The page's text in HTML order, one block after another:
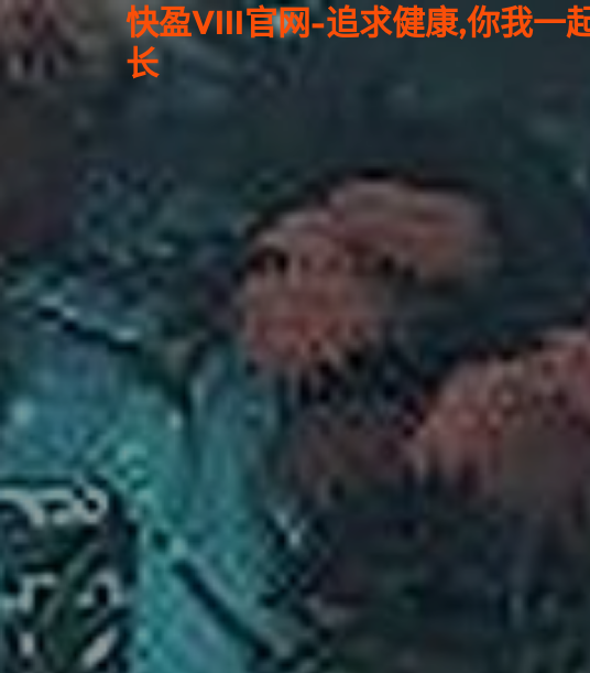
快盈VIII官网-追求健康,你我一
长